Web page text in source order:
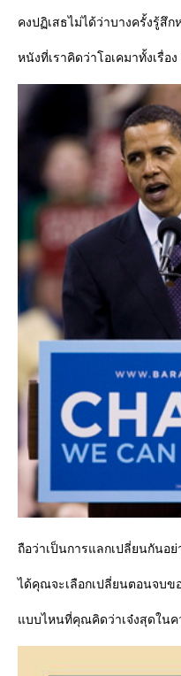
คงปฏิเสธไม่ได้ว่าบางครั้งรู้สึ
หนังที่เราคิดว่าโอเคมาทั้งเรื่
ถือว่าเป็นการแลกเปลี่ยนกันอ
ได้คุณจะเลือกเปลี่ยนตอนจบข
บบไหนที่คุณคิดว่าเจ๋งสุดใน